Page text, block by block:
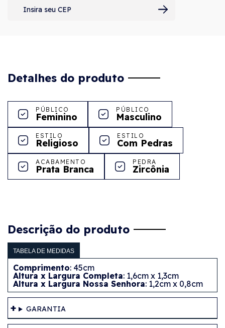
Detalhes do produto
PÚBLICO
Feminino
PÚBLICO
Masculino
ESTILO
Religioso
ESTILO
Com Pedras
ACABAMENTO
Prata Branca
PEDRA
Zircônia
Descrição do produto
TABELA DE MEDIDAS
Comprimento: 45cm
Altura x Largura Completa: 1,6cm x 1,3cm
Altura x Largura Nossa Senhora: 1,2cm x 0,8cm
GARANTIA